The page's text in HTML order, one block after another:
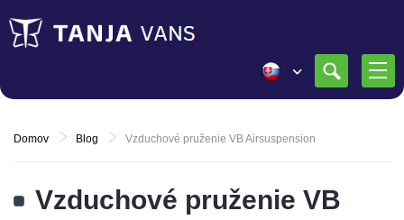
Domov Blog Vzduchové pruženie VB Airsuspension
Vzduchové pruženie VB